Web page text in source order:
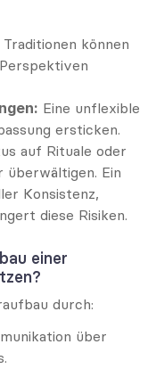
können
Eine unflexible
ersticken.
auf Rituale oder
überwältigen. Ein
Konsistenz,
diese Risiken.
einer
durch:
über